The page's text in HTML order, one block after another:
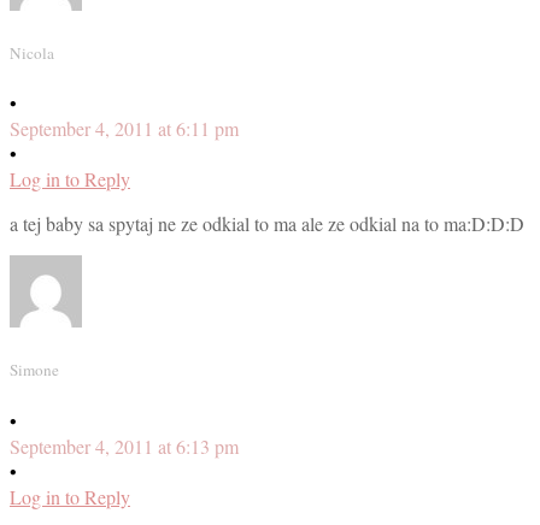
Nicola
•
September 4, 2011 at 6:11 pm
•
Log in to Reply
a tej baby sa spytaj ne ze odkial to ma ale ze odkial na to ma:D:D:D
Simone
•
September 4, 2011 at 6:13 pm
•
Log in to Reply